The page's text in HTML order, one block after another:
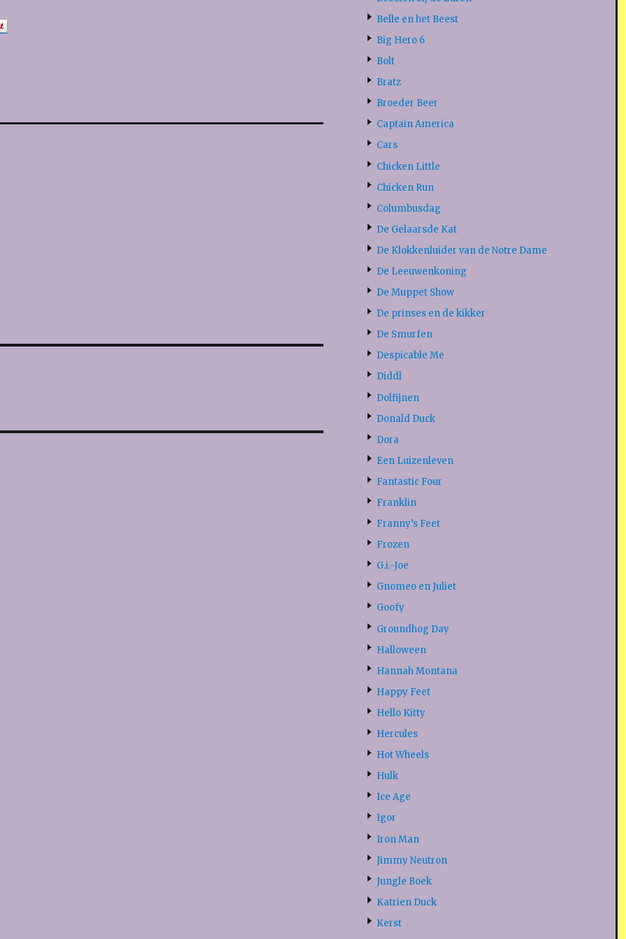
Belle en het Beest
Big Hero 6
Bolt
Bratz
Broeder Beer
Captain America
Cars
Chicken Little
Chicken Run
Columbusdag
De Gelaarsde Kat
De Klokkenluider van de Notre Dame
De Leeuwenkoning
De Muppet Show
De prinses en de kikker
De Smurfen
Despicable Me
Diddl
Dolfijnen
Donald Duck
Dora
Een Luizenleven
Fantastic Four
Franklin
Franny’s Feet
Frozen
G.i.-Joe
Gnomeo en Juliet
Goofy
Groundhog Day
Halloween
Hannah Montana
Happy Feet
Hello Kitty
Hercules
Hot Wheels
Hulk
Ice Age
Igor
Iron Man
Jimmy Neutron
Jungle Boek
Katrien Duck
Kerst